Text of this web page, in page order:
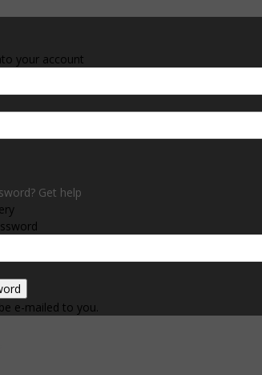
your account
Get help
e-mailed to you.